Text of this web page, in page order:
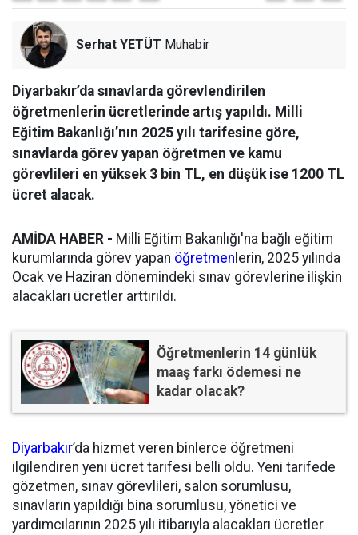
Serhat YETÜT Muhabir
Diyarbakır’da sınavlarda görevlendirilen
öğretmenlerin ücretlerinde artış yapıldı. Milli
Eğitim Bakanlığı’nın 2025 yılı tarifesine göre,
sınavlarda görev yapan öğretmen ve kamu
görevlileri en yüksek 3 bin TL, en düşük ise 1200 TL
ücret alacak.
AMİDA HABER - Milli Eğitim Bakanlığı'na bağlı eğitim
kurumlarında görev yapan öğretmen lerin, 2025 yılında
Ocak ve Haziran dönemindeki sınav görevlerine ilişkin
alacakları ücretler arttırıldı.
Öğretmenlerin 14 günlük
maaş farkı ödemesi ne
kadar olacak?
Diyarbakır’da hizmet veren binlerce öğretmeni
ilgilendiren yeni ücret tarifesi belli oldu. Yeni tarifede
gözetmen, sınav görevlileri, salon sorumlusu,
sınavların yapıldığı bina sorumlusu, yönetici ve
yardımcılarının 2025 yılı itibarıyla alacakları ücretler